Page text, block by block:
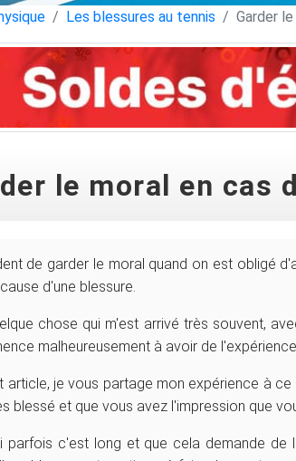
Les blessures au tennis Garder
le moral en cas
de garder le moral quand on est obligé
d'une blessure.
chose qui m'est arrivé très souvent,
malheureusement à avoir de
article, je vous partage mon expérience à
blessé et que vous avez l'impression que
parfois c'est long et que cela demande de